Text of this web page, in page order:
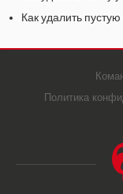
Как удалить
Политика